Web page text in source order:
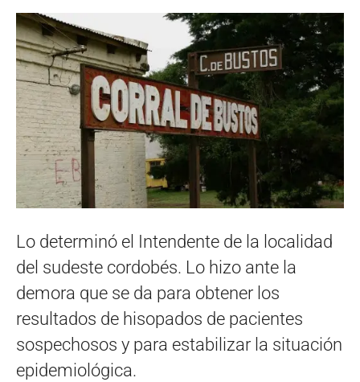
Lo determinó el Intendente de la localidad
del sudeste cordobés. Lo hizo ante la
demora que se da para obtener los
resultados de hisopados de pacientes
sospechosos y para estabilizar la situación
epidemiológica.